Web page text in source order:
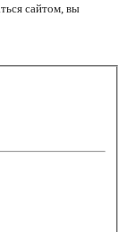
сайтом, вы